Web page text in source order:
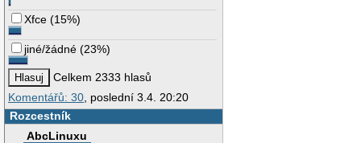
Xfce (15%)
jiné/žádné (23%)
Celkem 2333 hlasů
Komentářů: 30, poslední 3.4. 20:20
Rozcestník
AbcLinuxu